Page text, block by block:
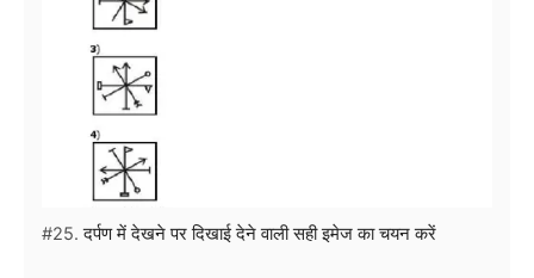
#25. दर्पण में देखने पर दिखाई देने वाली सही इमेज का चयन करें